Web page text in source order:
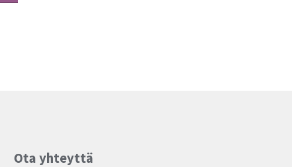
Ota yhteyttä